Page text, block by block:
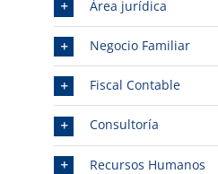
Área jurídica
Negocio Familiar
Fiscal Contable
Consultoría
Recursos Humanos